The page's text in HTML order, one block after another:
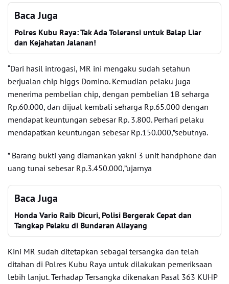
Baca Juga
Polres Kubu Raya: Tak Ada Toleransi untuk Balap Liar
dan Kejahatan Jalanan!
“Dari hasil introgasi, MR ini mengaku sudah setahun
berjualan chip higgs Domino. Kemudian pelaku juga
menerima pembelian chip, dengan pembelian 1B seharga
Rp.60.000, dan dijual kembali seharga Rp.65.000 dengan
mendapat keuntungan sebesar Rp. 3.800. Perhari pelaku
mendapatkan keuntungan sebesar Rp.150.000,”sebutnya.
” Barang bukti yang diamankan yakni 3 unit handphone dan
uang tunai sebesar Rp.3.450.000,”ujarnya
Baca Juga
Honda Vario Raib Dicuri, Polisi Bergerak Cepat dan
Tangkap Pelaku di Bundaran Aliayang
Kini MR sudah ditetapkan sebagai tersangka dan telah
ditahan di Polres Kubu Raya untuk dilakukan pemeriksaan
lebih lanjut. Terhadap Tersangka dikenakan Pasal 363 KUHP